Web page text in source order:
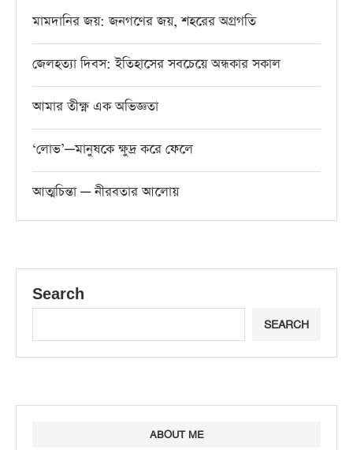
মামদানির জয়: জনগণের জয়, শহরের অগ্রগতি
জেলহত্যা দিবস: ইতিহাসের সবচেয়ে অন্ধকার সকাল
আমার তীক্ষ্ণ এক অভিজ্ঞতা
‘লোভ’—মানুষকে ক্ষুদ্র করে ফেলে
আত্মচিন্তা — নীরবতার আলোয়
Search
SEARCH
ABOUT ME